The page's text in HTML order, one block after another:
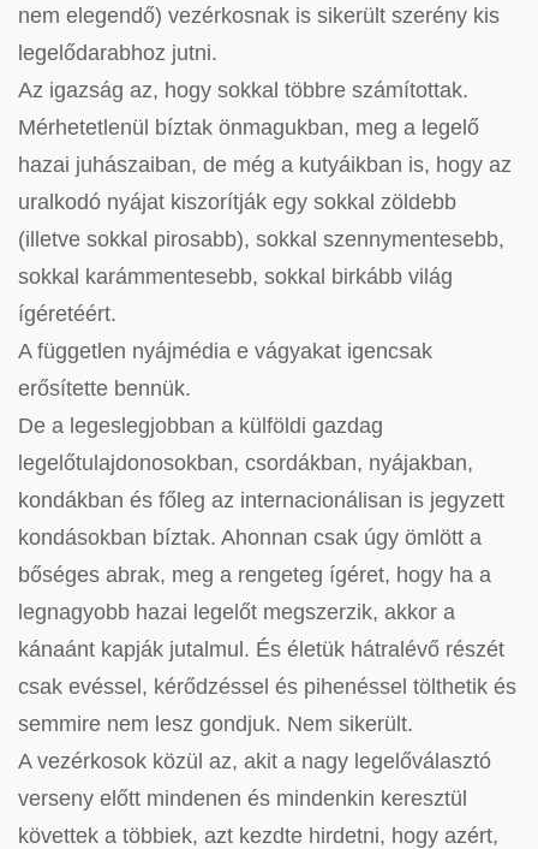
nem elegendő) vezérkosnak is sikerült szerény kis
legelődarabhoz jutni.
Az igazság az, hogy sokkal többre számítottak.
Mérhetetlenül bíztak önmagukban, meg a legelő
hazai juhászaiban, de még a kutyáikban is, hogy az
uralkodó nyájat kiszorítják egy sokkal zöldebb
(illetve sokkal pirosabb), sokkal szennymentesebb,
sokkal karámmentesebb, sokkal birkább világ
ígéretéért.
A független nyájmédia e vágyakat igencsak
erősítette bennük.
De a legeslegjobban a külföldi gazdag
legelőtulajdonosokban, csordákban, nyájakban,
kondákban és főleg az internacionálisan is jegyzett
kondásokban bíztak. Ahonnan csak úgy ömlött a
bőséges abrak, meg a rengeteg ígéret, hogy ha a
legnagyobb hazai legelőt megszerzik, akkor a
kánaánt kapják jutalmul. És életük hátralévő részét
csak evéssel, kérődzéssel és pihenéssel tölthetik és
semmire nem lesz gondjuk. Nem sikerült.
A vezérkosok közül az, akit a nagy legelőválasztó
verseny előtt mindenen és mindenkin keresztül
követtek a többiek, azt kezdte hirdetni, hogy azért,